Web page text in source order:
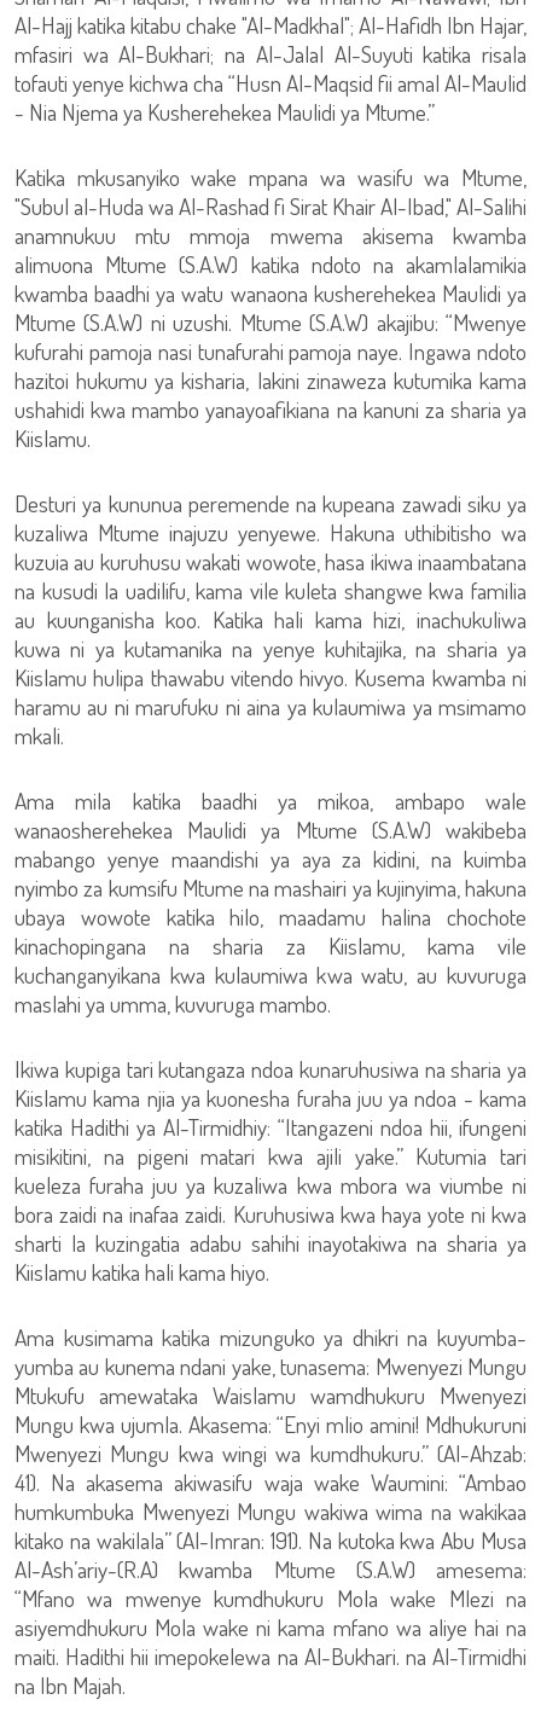
Al-Hajj katika kitabu chake "Al-Madkhal"; Al-Hafidh Ibn Hajar,
mfasiri wa Al-Bukhari; na Al-Jalal Al-Suyuti katika risala
tofauti yenye kichwa cha “Husn Al-Maqsid fii amal Al-Maulid
- Nia Njema ya Kusherehekea Maulidi ya Mtume.”
Katika mkusanyiko wake mpana wa wasifu wa Mtume,
"Subul al-Huda wa Al-Rashad fi Sirat Khair Al-Ibad," Al-Salihi
anamnukuu mtu mmoja mwema akisema kwamba
alimuona Mtume (S.A.W) katika ndoto na akamlalamikia
kwamba baadhi ya watu wanaona kusherehekea Maulidi ya
Mtume (S.A.W) ni uzushi. Mtume (S.A.W) akajibu: “Mwenye
kufurahi pamoja nasi tunafurahi pamoja naye. Ingawa ndoto
hazitoi hukumu ya kisharia, lakini zinaweza kutumika kama
ushahidi kwa mambo yanayoafikiana na kanuni za sharia ya
Kiislamu.
Desturi ya kununua peremende na kupeana zawadi siku ya
kuzaliwa Mtume inajuzu yenyewe. Hakuna uthibitisho wa
kuzuia au kuruhusu wakati wowote, hasa ikiwa inaambatana
na kusudi la uadilifu, kama vile kuleta shangwe kwa familia
au kuunganisha koo. Katika hali kama hizi, inachukuliwa
kuwa ni ya kutamanika na yenye kuhitajika, na sharia ya
Kiislamu hulipa thawabu vitendo hivyo. Kusema kwamba ni
haramu au ni marufuku ni aina ya kulaumiwa ya msimamo
mkali.
Ama mila katika baadhi ya mikoa, ambapo wale
wanaosherehekea Maulidi ya Mtume (S.A.W) wakibeba
mabango yenye maandishi ya aya za kidini, na kuimba
nyimbo za kumsifu Mtume na mashairi ya kujinyima, hakuna
ubaya wowote katika hilo, maadamu halina chochote
kinachopingana na sharia za Kiislamu, kama vile
kuchanganyikana kwa kulaumiwa kwa watu, au kuvuruga
maslahi ya umma, kuvuruga mambo.
Ikiwa kupiga tari kutangaza ndoa kunaruhusiwa na sharia ya
Kiislamu kama njia ya kuonesha furaha juu ya ndoa - kama
katika Hadithi ya Al-Tirmidhiy: “Itangazeni ndoa hii, ifungeni
misikitini, na pigeni matari kwa ajili yake.” Kutumia tari
kueleza furaha juu ya kuzaliwa kwa mbora wa viumbe ni
bora zaidi na inafaa zaidi. Kuruhusiwa kwa haya yote ni kwa
sharti la kuzingatia adabu sahihi inayotakiwa na sharia ya
Kiislamu katika hali kama hiyo.
Ama kusimama katika mizunguko ya dhikri na kuyumba-
yumba au kunema ndani yake, tunasema: Mwenyezi Mungu
Mtukufu amewataka Waislamu wamdhukuru Mwenyezi
Mungu kwa ujumla. Akasema: “Enyi mlio amini! Mdhukuruni
Mwenyezi Mungu kwa wingi wa kumdhukuru.” (Al-Ahzab:
41). Na akasema akiwasifu waja wake Waumini: “Ambao
humkumbuka Mwenyezi Mungu wakiwa wima na wakikaa
kitako na wakilala” (Al-Imran: 191). Na kutoka kwa Abu Musa
Al-Ash’ariy-(R.A) kwamba Mtume (S.A.W) amesema:
“Mfano wa mwenye kumdhukuru Mola wake Mlezi na
asiyemdhukuru Mola wake ni kama mfano wa aliye hai na
maiti. Hadithi hii imepokelewa na Al-Bukhari. na Al-Tirmidhi
na Ibn Majah.